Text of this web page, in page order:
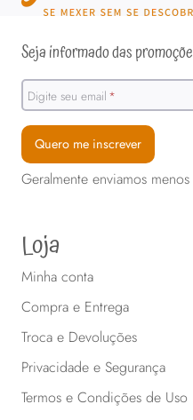
Seja informado das
Digite seu email *
Quero me inscrever
Geralmente enviamos
Loja
Minha conta
Compra e Entrega
Troca e Devoluções
Privacidade e Segurança
Termos e Condições de Uso